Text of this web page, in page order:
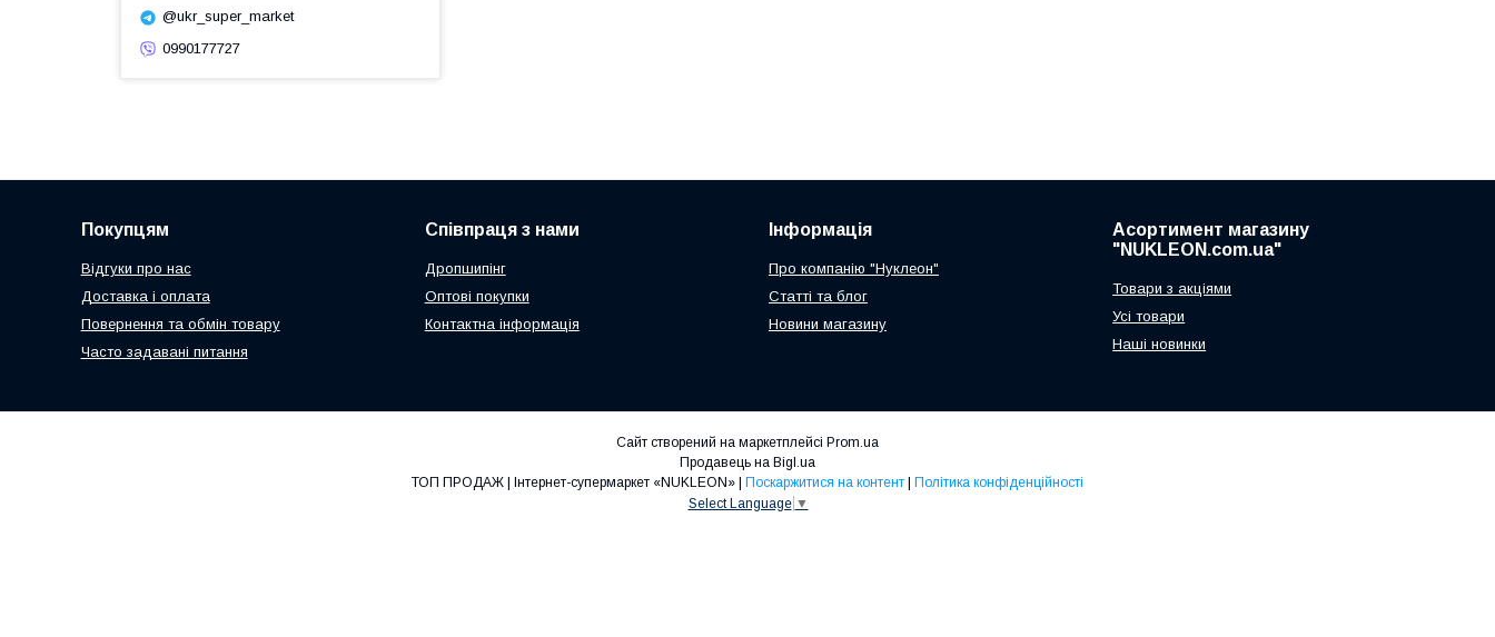
@ukr_super_market
0990177727
Покупцям
Відгуки про нас
Доставка і оплата
Повернення та обмін товару
Часто задавані питання
Співпраця з нами
Дропшипінг
Оптові покупки
Контактна інформація
Інформація
Про компанію "Нуклеон"
Статті та блог
Новини магазину
Асортимент магазину
"NUKLEON.com.ua"
Товари з акціями
Усі товари
Наші новинки
Сайт створений на маркетплейсі Prom.ua
Продавець на Bigl.ua
Поскаржитися на контент
Політика конфіденційності
Select Language ▼